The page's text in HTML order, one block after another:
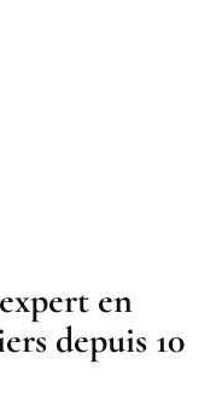
en
depuis 10